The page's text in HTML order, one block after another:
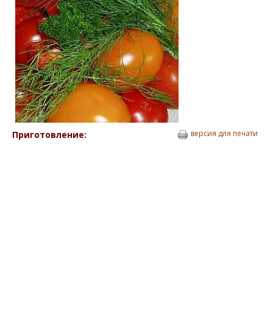
Приготовление: версия для печати